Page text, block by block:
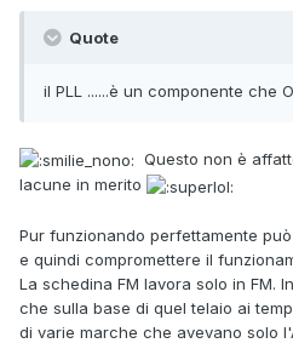
Quote
il PLL ......è un componente che
Questo non è
lacune in merito
Pur funzionando perfettamente
e quindi compromettere il
La schedina FM lavora solo in FM.
che sulla base di quel telaio ai
di varie marche che avevano solo